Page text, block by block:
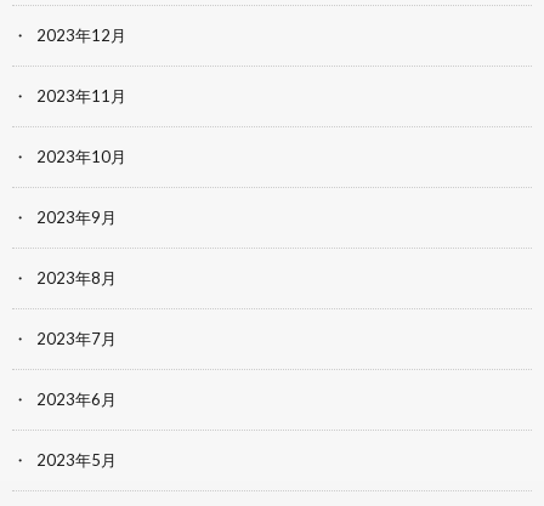
2023年12月
2023年11月
2023年10月
2023年9月
2023年8月
2023年7月
2023年6月
2023年5月